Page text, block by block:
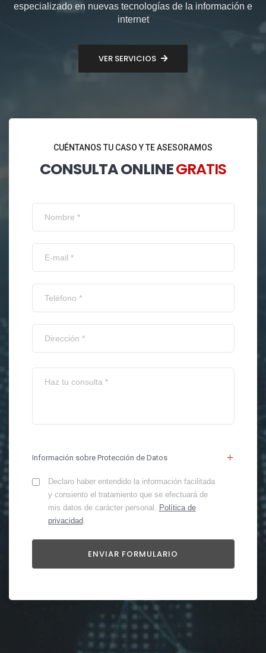
especializado en nuevas tecnologías de la información e
internet
VER SERVICIOS
CUÉNTANOS TU CASO Y TE ASESORAMOS
CONSULTA ONLINEGRATIS
Información sobre Protección de Datos
Declaro haber entendido la información facilitada
y consiento el tratamiento que se efectuará de
mis datos de carácter personal. Política de
privacidad.